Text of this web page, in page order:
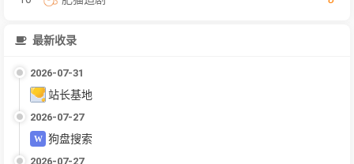
最新收录
2026-07-31
站长基地
2026-07-27
狗盘搜索
2026-07-27